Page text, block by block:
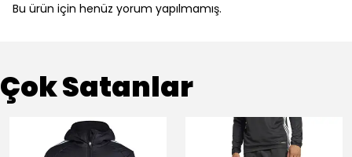
Bu ürün için henüz yorum yapılmamış.
Çok Satanlar